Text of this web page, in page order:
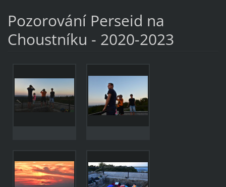
Pozorování Perseid na
Choustníku - 2020-2023